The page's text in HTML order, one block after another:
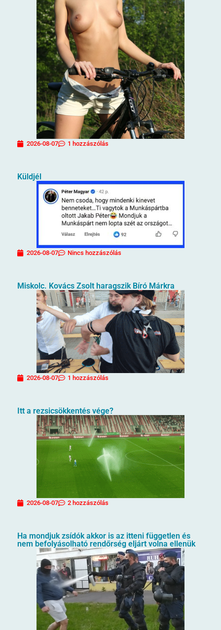
2026-08-07 1 hozzászólás
Küldjél
2026-08-07 Nincs hozzászólás
Miskolc. Kovács Zsolt haragszik Bíró Márkra
2026-08-07 1 hozzászólás
Itt a rezsicsökkentés vége?
2026-08-07 2 hozzászólás
Ha mondjuk zsídók akkor is az itteni független és
nem befolyásolható rendőrség eljárt volna ellenük